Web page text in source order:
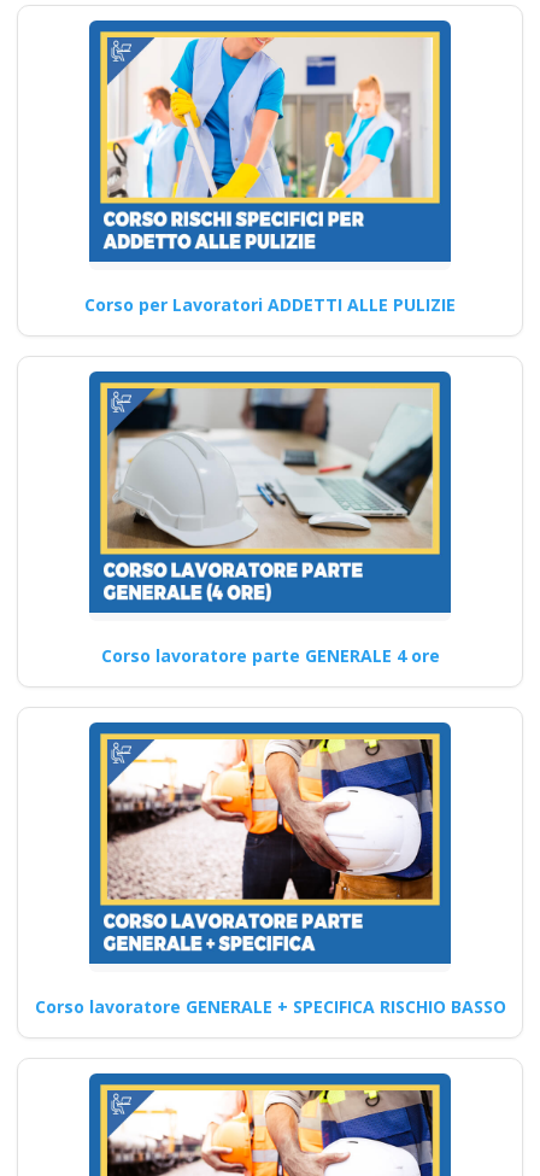
RSPP Rischio Basso:
corso specializzato
Moduli 1 e 2
Corsi formatori sicurezza sul
lavoro: nuove norme e linee
guida 2025 Nuovo…
Continua
Corso di
Approfondimento
per Lavoratori sui
D.Lgs. 81/08 corso
formatore rspp
datore lavoratori
rischio basso medio
alto
Come identificare e ridurre i
di sostanze chimiche…
Continua
Corso Datore
Modulo Aggiuntivo
Corso E-Learning:
Prevenzione degli
Infortuni in Ambiente
di Lavoro
Aggiornamento professionale
Corso per Lavoratori ADDETTI ALLE PULIZIE
Corso lavoratore parte GENERALE 4 ore
Corso lavoratore GENERALE + SPECIFICA RISCHIO BASSO